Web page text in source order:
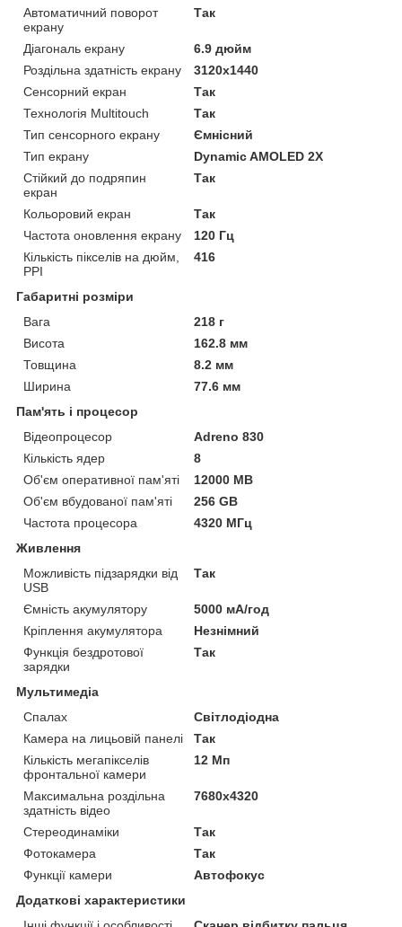
Автоматичний поворот
екрану
Так
Діагональ екрану
6.9 дюйм
Роздільна здатність екрану
3120x1440
Сенсорний екран
Так
Технологія Multitouch
Так
Тип сенсорного екрану
Ємнісний
Тип екрану
Dynamic AMOLED 2X
Стійкий до подряпин
екран
Так
Кольоровий екран
Так
Частота оновлення екрану
120 Гц
Кількість пікселів на дюйм,
PPI
416
Габаритні розміри
Вага
218 г
Висота
162.8 мм
Товщина
8.2 мм
Ширина
77.6 мм
Пам'ять і процесор
Відеопроцесор
Adreno 830
Кількість ядер
8
Об'єм оперативної пам'яті
12000 MB
Об'єм вбудованої пам'яті
256 GB
Частота процесора
4320 МГц
Живлення
Можливість підзарядки від
USB
Так
Ємність акумулятору
5000 мА/год
Кріплення акумулятора
Незнімний
Функція бездротової
зарядки
Так
Мультимедіа
Спалах
Світлодіодна
Камера на лицьовій панелі
Так
Кількість мегапікселів
фронтальної камери
12 Мп
Максимальна роздільна
здатність відео
7680x4320
Стереодинаміки
Так
Фотокамера
Так
Функції камери
Автофокус
Додаткові характеристики